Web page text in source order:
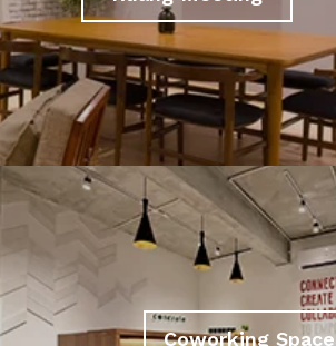
Coworking Space